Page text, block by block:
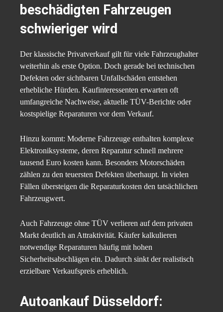
beschädigten Fahrzeugen
schwieriger wird
Der klassische Privatverkauf gilt für viele Fahrzeughalter
weiterhin als erste Option. Doch gerade bei technischen
Defekten oder sichtbaren Unfallschäden entstehen
erhebliche Hürden. Kaufinteressenten erwarten oft
umfangreiche Nachweise, aktuelle TÜV-Berichte oder
kostspielige Reparaturen vor dem Verkauf.
Hinzu kommt: Moderne Fahrzeuge enthalten komplexe
Elektroniksysteme, deren Reparatur schnell mehrere
tausend Euro kosten kann. Besonders Motorschäden
zählen zu den teuersten Defekten überhaupt. In vielen
Fällen übersteigen die Reparaturkosten den tatsächlichen
Fahrzeugwert.
Auch Fahrzeuge ohne TÜV verlieren auf dem privaten
Markt deutlich an Attraktivität. Käufer kalkulieren
notwendige Reparaturen häufig mit hohen
Sicherheitsabschlägen ein. Dadurch sinkt der realistisch
erzielbare Verkaufspreis erheblich.
Autoankauf Düsseldorf: